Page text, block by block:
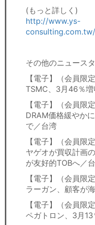
(もっと詳しく)
http://www.ys-
その他のニュースタ
【電子】（会員限定
TSMC、3月46％
【電子】（会員限定
DRAM価格緩やか
で／台湾
【電子】（会員限定
ヤゲオが買収計画
が友好的TOBへ／
【電子】（会員限定
ラーガン、顧客が
【電子】（会員限定
ペガトロン、3月